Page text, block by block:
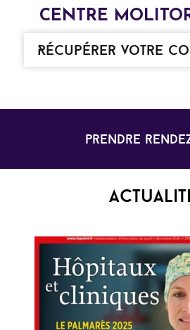
CENTRE
Récupérer votre
prendre